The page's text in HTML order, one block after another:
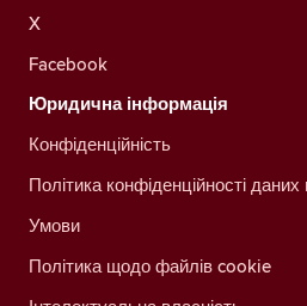
X
Facebook
Юридична інформація
Конфіденційність
Політика конфіденційності
Умови
Політика щодо файлів cookie